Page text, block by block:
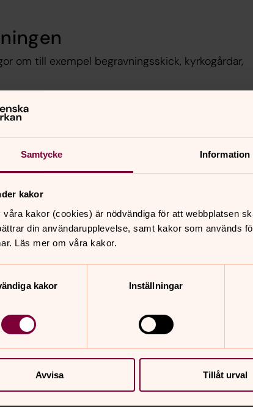
Samtycke Information
kakor
våra kakor (cookies) är nödvändiga för att webbplatsen
din användarupplevelse, samt kakor som används
Läs mer om våra kakor.
kakor
Inställningar
Avvisa Tillåt urval
om till exempel begravningsskick, kyrkogårdar,
pastorat
Våra präster och diakoner finns för